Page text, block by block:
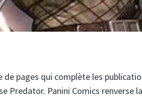
de pages qui complète les
Predator. Panini Comics